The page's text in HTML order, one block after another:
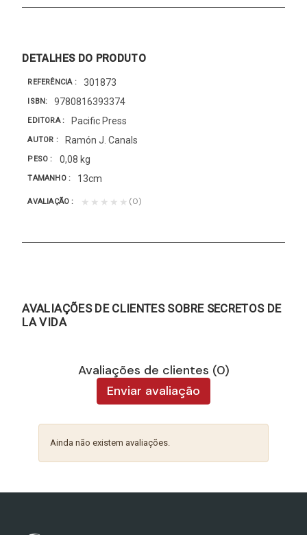
DETALHES DO PRODUTO
REFERÊNCIA 301873
ISBN 9780816393374
EDITORA Pacific Press
AUTOR Ramón J. Canals
PESO 0,08 kg
TAMANHO 13cm
AVALIAÇÃO ★★★★★ (0)
AVALIAÇÕES DE CLIENTES SOBRE SECRETOS DE
LA VIDA
Avaliações de clientes (0)
Enviar avaliação
Ainda não existem avaliações.